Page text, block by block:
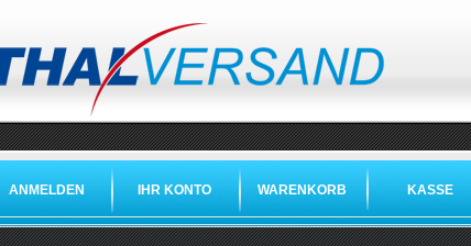
ANMELDEN IHR KONTO WARENKORB KASSE